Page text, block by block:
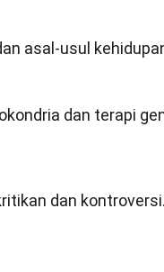
asal-usul
dan terapi
dan kontroversi.